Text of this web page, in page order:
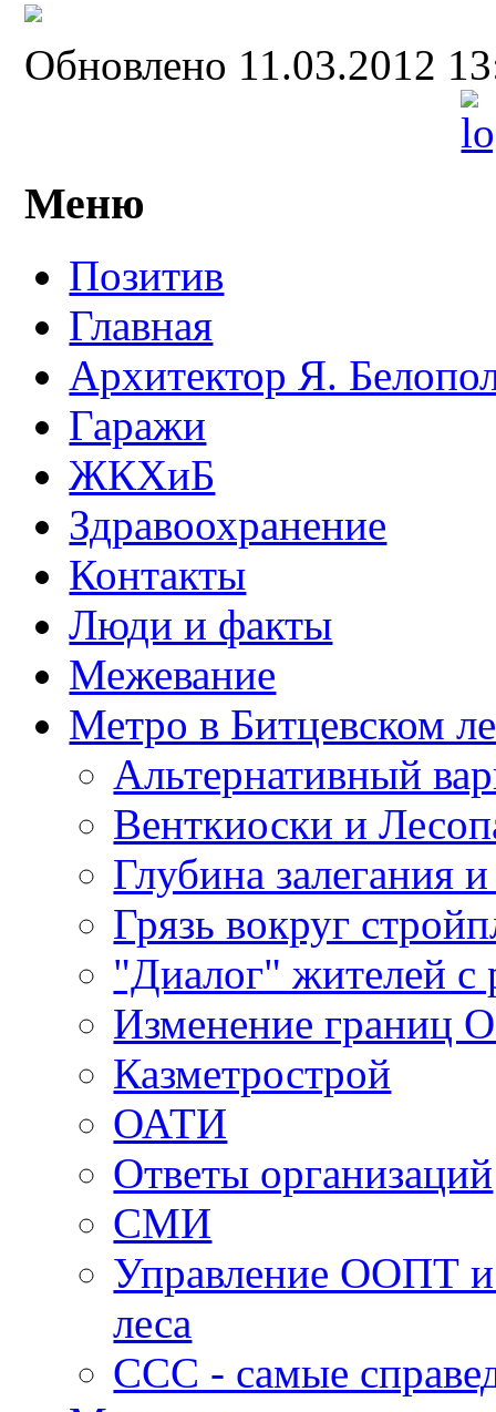
Обновлено 11.03.2012
Меню
Позитив
Главная
Архитектор Я.
Гаражи
ЖКХиБ
Здравоохранение
Контакты
Люди и факты
Межевание
Метро в Битцевском
Альтернативный
Венткиоски и
Глубина залегания
Грязь вокруг
"Диалог" жителей с
Изменение границ
Казметрострой
ОАТИ
Ответы организаций
СМИ
Управление ООПТ и
леса
ССС - самые